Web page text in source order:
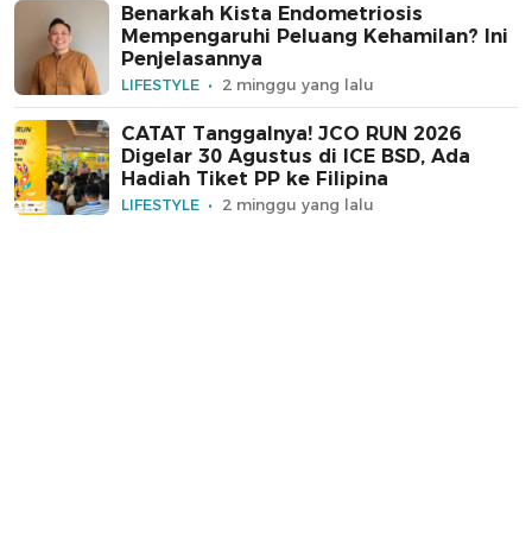
Benarkah Kista Endometriosis
Mempengaruhi Peluang Kehamilan? Ini
Penjelasannya
LIFESTYLE 2 minggu yang lalu
CATAT Tanggalnya! JCO RUN 2026
Digelar 30 Agustus di ICE BSD, Ada
Hadiah Tiket PP ke Filipina
LIFESTYLE 2 minggu yang lalu